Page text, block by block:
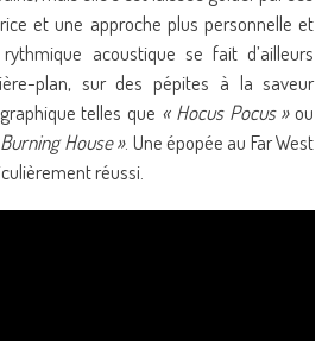
et une approche plus personnelle et
acoustique se fait d’ailleurs
plan, sur des pépites à la saveur
telles que « Hocus Pocus »ou
House ». Une épopée au Far West
réussi.